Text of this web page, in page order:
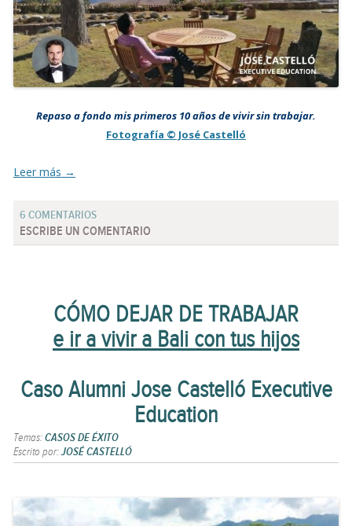
Repaso a fondo mis primeros 10 años de vivir sin trabajar.
Fotografía © José Castelló
Leer más →
6 COMENTARIOS
ESCRIBE UN COMENTARIO
CÓMO DEJAR DE TRABAJAR
e ir a vivir a Bali con tus hijos
Caso Alumni Jose Castelló Executive
Education
Temas:CASOS DE ÉXITO
Escrito por:JOSÉ CASTELLÓ